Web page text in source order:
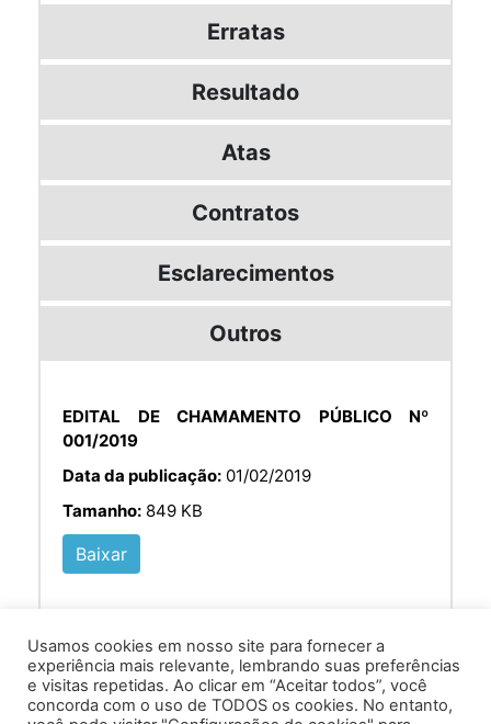
Erratas
Resultado
Atas
Contratos
Esclarecimentos
Outros
EDITAL DE CHAMAMENTO PÚBLICO Nº
001/2019
Data da publicação: 01/02/2019
Tamanho: 849 KB
Baixar
Usamos cookies em nosso site para fornecer a
experiência mais relevante, lembrando suas preferências
e visitas repetidas. Ao clicar em “Aceitar todos”, você
concorda com o uso de TODOS os cookies. No entanto,